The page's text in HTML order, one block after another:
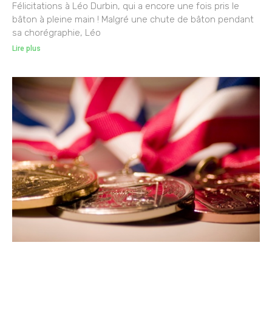
Félicitations à Léo Durbin, qui a encore une fois pris le
bâton à pleine main ! Malgré une chute de bâton pendant
sa chorégraphie, Léo
Lire plus